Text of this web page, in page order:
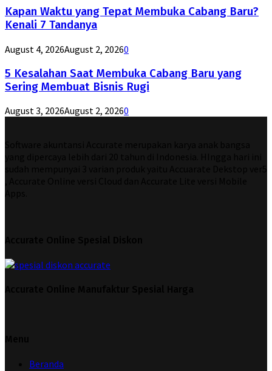
Kapan Waktu yang Tepat Membuka Cabang Baru?
Kenali 7 Tandanya
August 4, 2026August 2, 20260
5 Kesalahan Saat Membuka Cabang Baru yang
Sering Membuat Bisnis Rugi
August 3, 2026August 2, 20260
Beranda